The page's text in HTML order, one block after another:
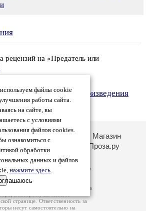
рецензий на «Предатель или
Рецензии на все произведения
файлы cookie
работы сайта.
на сайте, вы
с условиями
файлов cookies.
ознакомиться с
обработки
данных и файлов
нажмите здесь.
Рецензии
Магазин
О портале Проза.ру
авторам возможность
литературных произведений в
пользовательского договора
принадлежат авторам
произведений возможна
к которому вы можете
странице. Ответственность за
несут самостоятельно на